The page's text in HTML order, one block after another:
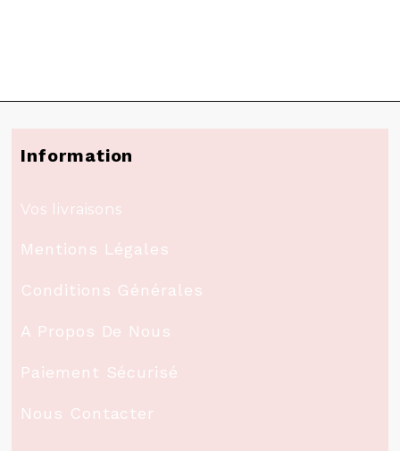
Information
Vos livraisons
Mentions Légales
Conditions Générales
A Propos De Nous
Paiement Sécurisé
Nous Contacter